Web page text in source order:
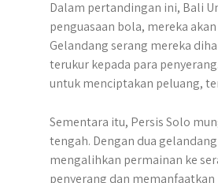
Dalam pertandingan ini, Bali
penguasaan bola, mereka
Gelandang serang mereka
terukur kepada para
untuk menciptakan peluang,
Sementara itu, Persis Solo
tengah. Dengan dua
mengalihkan permainan ke
penyerang dan